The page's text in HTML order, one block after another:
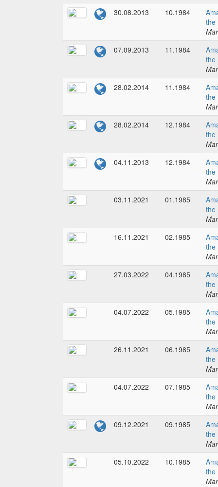
30.08.2013
10.1984
the
07.09.2013
11.1984
the
28.02.2014
11.1984
the
28.02.2014
12.1984
the
04.11.2013
12.1984
the
03.11.2021
01.1985
the
16.11.2021
02.1985
the
27.03.2022
04.1985
the
04.07.2022
05.1985
the
26.11.2021
06.1985
the
04.07.2022
07.1985
the
09.12.2021
09.1985
the
05.10.2022
10.1985
the